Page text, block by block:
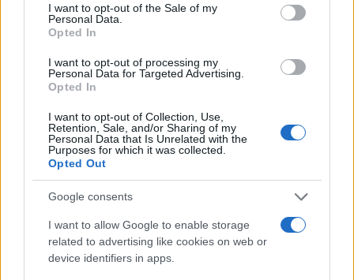
I want to opt-out of the Sale of my
Personal Data.
Opted In
I want to opt-out of processing my
Personal Data for Targeted Advertising.
Opted In
I want to opt-out of Collection, Use,
Retention, Sale, and/or Sharing of my
Personal Data that Is Unrelated with the
Purposes for which it was collected.
Opted Out
Google consents
I want to allow Google to enable storage
related to advertising like cookies on web or
device identifiers in apps.
corto circuito di proporzioni apocalittiche. Inutile
dire che mi piacerebbe sentire di più termini
come particelle elementari, vettori
antigravitazionali, spazio, tempo, infinito, bellezza
del tocco, leggiadria della parola, forma, sostanza,
eleganza, armonia, sincronia, iperbole, empatia,
passione, gioia, concretezza, logica, origine,
ambizione, individuo… e invece siamo costretti a
familiarizzare con obbrobri tipo sindaca, ministra,
soldata, degrado, abbandono, termovalorizzatore,
grillino, burka, burkini, gomorra, ‘ndrangheta,
suburra, hijab, halal, niqab, baby-gang, un
impiastro gutturale da budella impazzite che